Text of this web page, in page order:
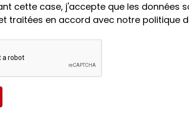
cette case, j'accepte que les données
traitées en accord avec notre politique